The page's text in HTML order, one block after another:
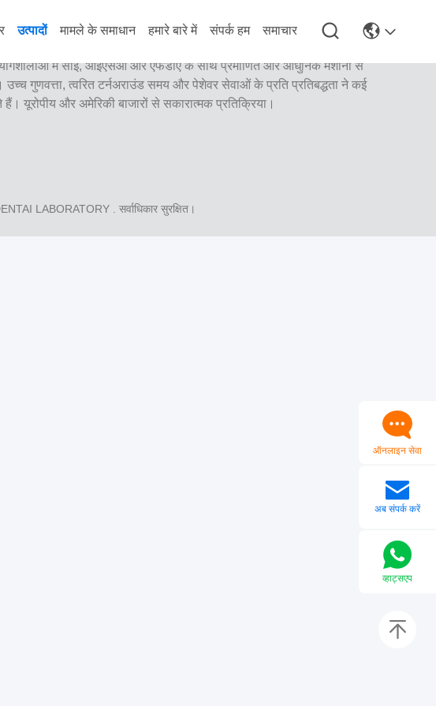
उत्पादों मामले के समाधान हमारे बारे में संपर्क हम समाचार
में सीई, आईएसओ और एफडीए के साथ प्रमाणित और आधुनिक मशीनों से
गुणवत्ता, त्वरित टर्नअराउंड समय और पेशेवर सेवाओं के प्रति प्रतिबद्धता ने कई
हैं। यूरोपीय और अमेरिकी बाजारों से सकारात्मक प्रतिक्रिया।
LABORATORY. सर्वाधिकार सुरक्षित।
ऑनलाइन सेवा
अब संपर्क करें
व्हाट्सएप